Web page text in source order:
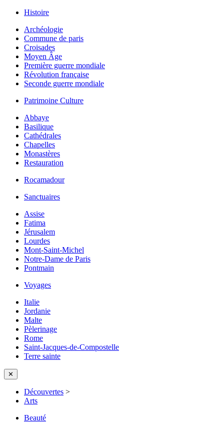
Histoire
Archéologie
Commune de paris
Croisades
Moyen Âge
Première guerre mondiale
Révolution française
Seconde guerre mondiale
Patrimoine Culture
Abbaye
Basilique
Cathédrales
Chapelles
Monastères
Restauration
Rocamadour
Sanctuaires
Assise
Fatima
Jérusalem
Lourdes
Mont-Saint-Michel
Notre-Dame de Paris
Pontmain
Voyages
Italie
Jordanie
Malte
Pèlerinage
Rome
Saint-Jacques-de-Compostelle
Terre sainte
✕
Découvertes >
Arts
Beauté